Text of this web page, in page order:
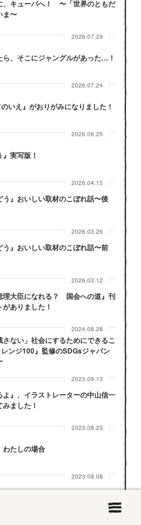
、キューバへ！ 〜「世界のともだ
ま〜
2026.07.29
ら、そこにジャングルがあった…！
2026.07.24
のいえ』がおりがみになりました！
2026.06.25
』実写版！
2026.04.15
う』おいしい取材のこぼれ話〜後
2026.03.26
う』おいしい取材のこぼれ話〜前
2026.03.12
理大臣になれる？ 国会への道』刊
ありました！
2024.08.28
さない」社会にするためにできるこ
ンジ100』監修のSDGsジャパン
2023.09.13
よ』、イラストレーターの中山信一
ました！
2023.08.23
わたしの場合
2023.08.08